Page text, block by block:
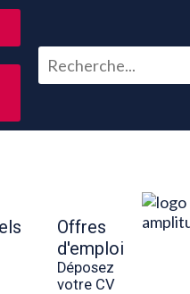
Offres
d'emploi
Déposez
votre CV